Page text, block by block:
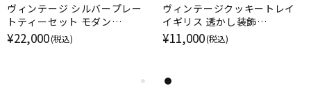
ヴィンテージ シルバープレー
トティーセット モダン
Mappin&webb ティーポット
¥22,000(税込)
ヴィンテージクッキートレイ
イギリス 透かし装飾
MAPPIN&WEBB PRINCES
PLATE
¥11,000(税込)